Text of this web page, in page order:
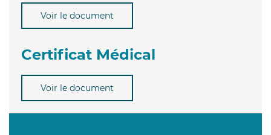
Voir le document
Certificat Médical
Voir le document